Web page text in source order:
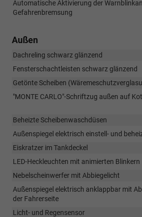
Automatische Aktivierung der
Gefahrenbremsung
Außen
Dachreling schwarz glänzend
Fensterschachtleisten schwarz glänzend
Getönte Scheiben
"MONTE CARLO"-Schriftzug außen auf
Beheizte Scheibenwaschdüsen
Außenspiegel elektrisch einstell- und
Eiskratzer im Tankdeckel
LED-Heckleuchten mit animierten Blinkern
Nebelscheinwerfer mit Abbiegelicht
Außenspiegel elektrisch anklappbar mit
der Fahrerseite
Licht- und Regensensor